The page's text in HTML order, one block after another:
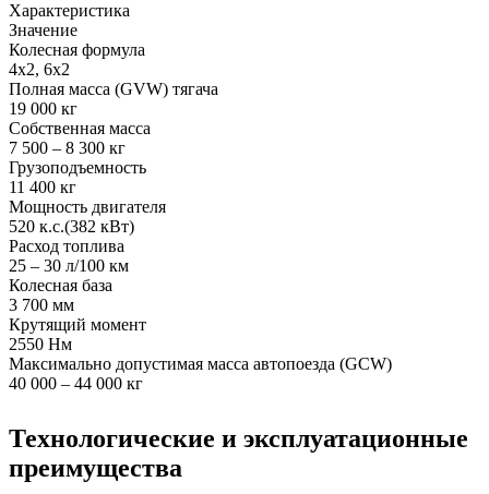
Характеристика
Значение
Колесная формула
4x2, 6х2
Полная масса (GVW) тягача
19 000 кг
Собственная масса
7 500 – 8 300 кг
Грузоподъемность
11 400 кг
Мощность двигателя
520 к.с.(382 кВт)
Расход топлива
25 – 30 л/100 км
Колесная база
3 700 мм
Крутящий момент
2550 Нм
Максимально допустимая масса автопоезда (GCW)
40 000 – 44 000 кг
Технологические и эксплуатационные
преимущества